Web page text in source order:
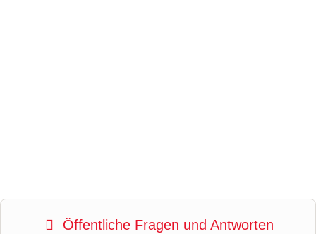
Öffentliche Fragen und Antworten